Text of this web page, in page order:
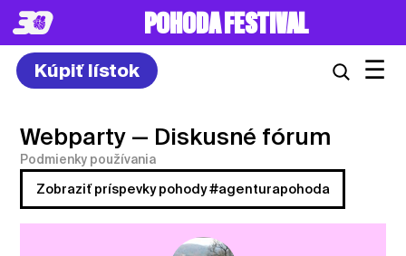
POHODA FESTIVAL
Kúpiť lístok ☰
Webparty — Diskusné fórum
Podmienky používania
Zobraziť príspevky pohody #agenturapohoda